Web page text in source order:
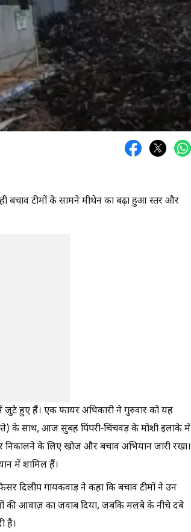
बचाव टीमों के सामने मीथेन का बढ़ा हुआ स्तर और
जुटे हुए हैं। एक फायर अधिकारी ने गुरुवार को यह
के साथ, आज सुबह पिंपरी-चिंचवड़ के मोशी इलाके में
निकालने के लिए खोज और बचाव अभियान जारी रखा।
में शामिल हैं।
दिलीप गायकवाड़ ने कहा कि बचाव टीमों ने उन
की आवाज़ का जवाब दिया, जबकि मलबे के नीचे दबे
है।